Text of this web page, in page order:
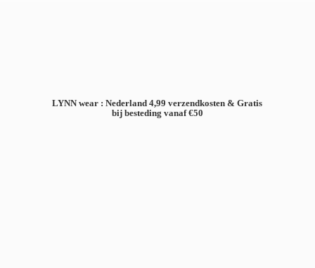
LYNN wear : Nederland 4,99 verzendkosten & Gratis
bij besteding vanaf €50